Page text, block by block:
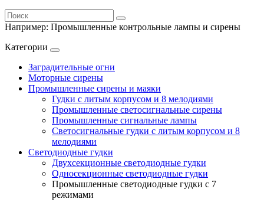
Например: Промышленные контрольные лампы и сирены
Категории
Заградительные огни
Моторные сирены
Промышленные сирены и маяки
Гудки с литым корпусом и 8 мелодиями
Промышленные светосигнальные сирены
Промышленные сигнальные лампы
Светосигнальные гудки с литым корпусом и 8
мелодиями
Светодиодные гудки
Двухсекционные светодиодные гудки
Односекционные светодиодные гудки
Промышленные светодиодные гудки с 7
режимами